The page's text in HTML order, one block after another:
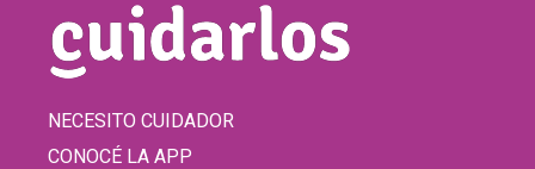
NECESITO CUIDADOR
CONOCÉ LA APP